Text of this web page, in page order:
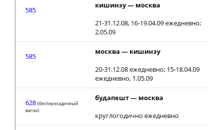
585
кишинэу — москва
21-31.12.08, 16-19.04.09 ежедневно;
2.05.09
585
москва — кишинэу
20-31.12.08 ежедневно; 15-18.04.09
ежедневно, 1.05.09
628 (беспересадочный
вагон)
будапешт — москва
круглогодично ежедневно